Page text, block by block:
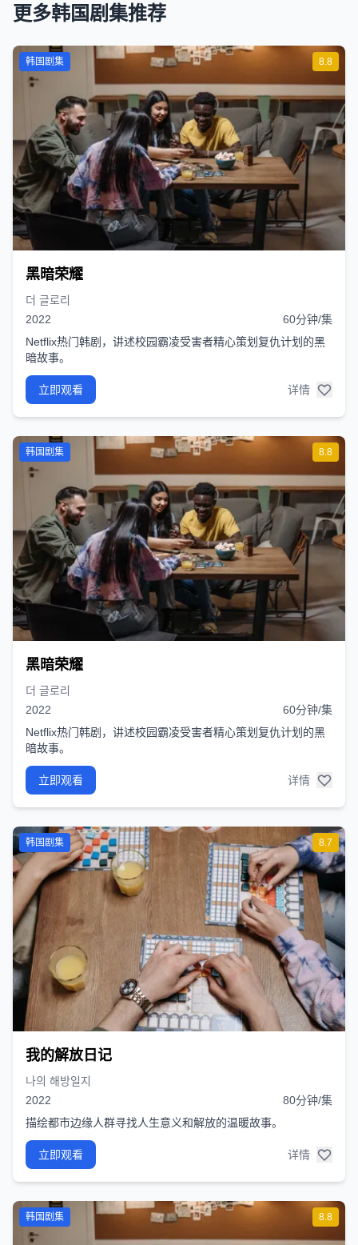
更多韩国剧集推荐
8.8
韩国剧集
黑暗荣耀
더 글로리
2022
60分钟/集
Netflix热门韩剧，讲述校园霸凌受害者精心策划复仇计划的黑
暗故事。
立即观看 详情
8.8
韩国剧集
黑暗荣耀
더 글로리
2022
60分钟/集
Netflix热门韩剧，讲述校园霸凌受害者精心策划复仇计划的黑
暗故事。
立即观看 详情
8.7
韩国剧集
我的解放日记
나의 해방일지
2022
80分钟/集
描绘都市边缘人群寻找人生意义和解放的温暖故事。
立即观看 详情
8.8
韩国剧集